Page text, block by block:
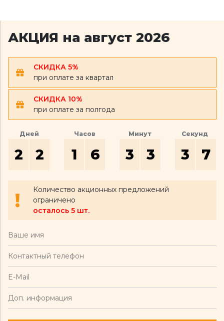
АКЦИЯ на август 2026
СКИДКА 5%
при оплате за квартал
СКИДКА 10%
при оплате за полгода
Дней
2 2
Часов
1 6
Минут
3 3
Секунд
3 6
Количество акционных предложений
ограничено
осталось 5 шт.